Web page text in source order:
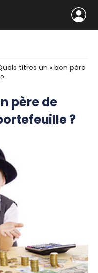
titres un « bon père
père de
?